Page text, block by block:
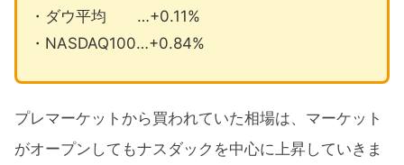
・ダウ平均 …+0.11%
・NASDAQ100…+0.84%
プレマーケットから買われていた相場は、マーケット
がオープンしてもナスダックを中心に上昇していきま